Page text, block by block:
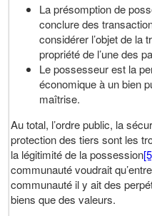
La présomption de
conclure des
considérer l’objet de la
propriété de l’une des
Le possesseur est la
économique à un bien
maîtrise.
Au total, l’ordre public, la
protection des tiers sont les
la légitimité de la possession
communauté voudrait
communauté il y ait des
biens que des valeurs.